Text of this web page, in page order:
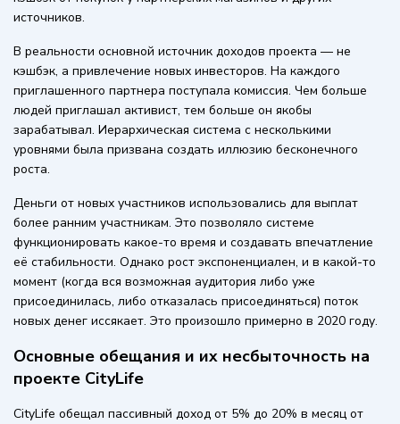
источников.
В реальности основной источник доходов проекта — не
кэшбэк, а привлечение новых инвесторов. На каждого
приглашенного партнера поступала комиссия. Чем больше
людей приглашал активист, тем больше он якобы
зарабатывал. Иерархическая система с несколькими
уровнями была призвана создать иллюзию бесконечного
роста.
Деньги от новых участников использовались для выплат
более ранним участникам. Это позволяло системе
функционировать какое-то время и создавать впечатление
её стабильности. Однако рост экспоненциален, и в какой-то
момент (когда вся возможная аудитория либо уже
присоединилась, либо отказалась присоединяться) поток
новых денег иссякает. Это произошло примерно в 2020 году.
Основные обещания и их несбыточность на
проекте CityLife
CityLife обещал пассивный доход от 5% до 20% в месяц от